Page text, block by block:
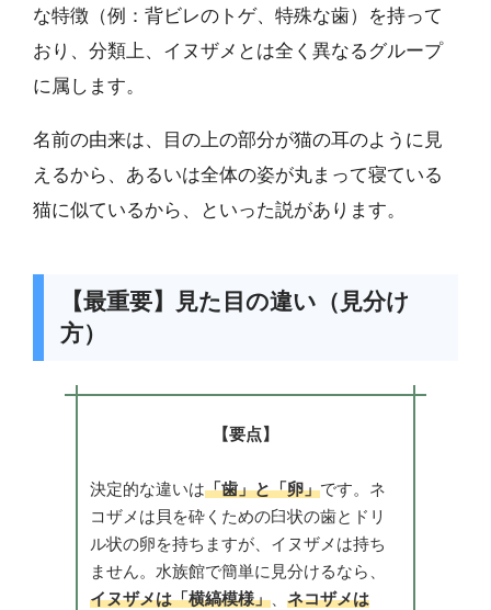
な特徴（例：背ビレのトゲ、特殊な歯）を持って
おり、分類上、イヌザメとは全く異なるグループ
に属します。
名前の由来は、目の上の部分が猫の耳のように見
えるから、あるいは全体の姿が丸まって寝ている
猫に似ているから、といった説があります。
【最重要】見た目の違い（見分け
方）
【要点】
決定的な違いは「歯」と「卵」です。ネ
コザメは貝を砕くための臼状の歯とドリ
ル状の卵を持ちますが、イヌザメは持ち
ません。水族館で簡単に見分けるなら、
イヌザメは「横縞模様」、 ネコザメは